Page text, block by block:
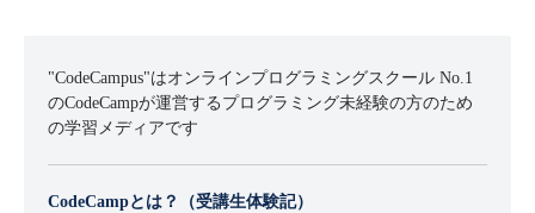
"CodeCampus"はオンラインプログラミングスクール No.1
のCodeCampが運営するプログラミング未経験の方のため
の学習メディアです
CodeCampとは？（受講生体験記）